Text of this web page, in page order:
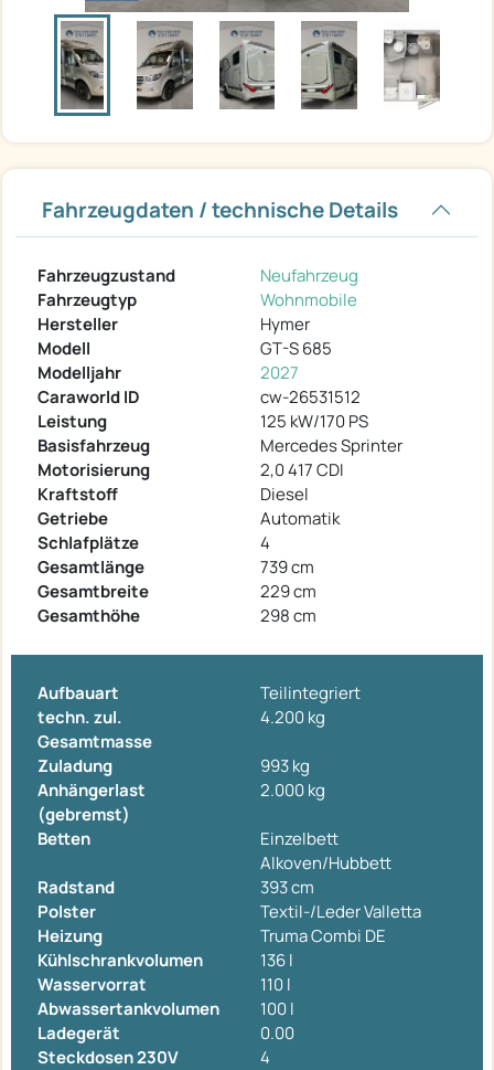
Fahrzeugdaten / technische Details
Fahrzeugzustand
Neufahrzeug
Fahrzeugtyp
Wohnmobile
Hersteller
Hymer
Modell
GT-S 685
Modelljahr
2027
Caraworld ID
cw-26531512
Leistung
125 kW/170 PS
Basisfahrzeug
Mercedes Sprinter
Motorisierung
2,0 417 CDI
Kraftstoff
Diesel
Getriebe
Automatik
Schlafplätze
4
Gesamtlänge
739 cm
Gesamtbreite
229 cm
Gesamthöhe
298 cm
Aufbauart
Teilintegriert
techn. zul.
Gesamtmasse
4.200 kg
Zuladung
993 kg
Anhängerlast
(gebremst)
2.000 kg
Betten
Einzelbett
Alkoven/Hubbett
Radstand
393 cm
Polster
Textil-/Leder Valletta
Heizung
Truma Combi DE
Kühlschrankvolumen
136 l
Wasservorrat
110 l
Abwassertankvolumen
100 l
Ladegerät
0.00
Steckdosen 230V
4